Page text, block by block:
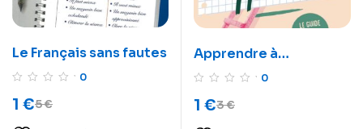
Le Français sans fautes
0
5€
1 €
Apprendre à
apprendre0
3€
1 €